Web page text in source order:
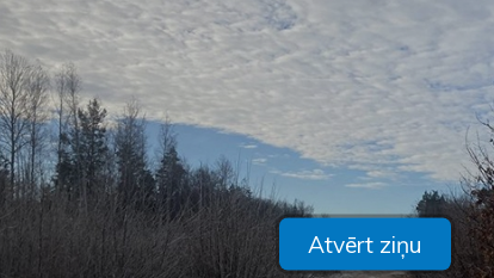
Atvērt ziņu